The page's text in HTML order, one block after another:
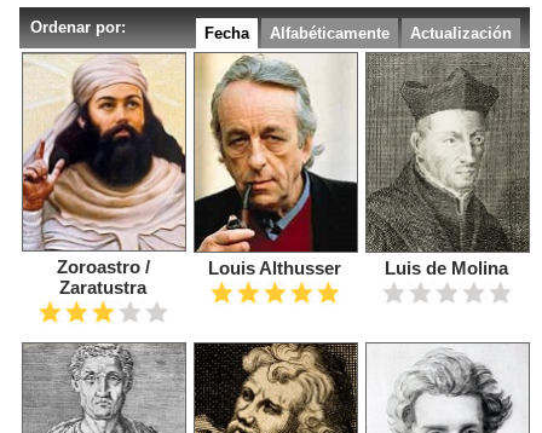
Un día como hoy
Videos
Galerías
Noticias
Iniciar sesión Crear cuenta
Ordenar por: Actualización
Alfabéticamente
Fecha
Zoroastro /
Zaratustra
Louis Althusser Luis de Molina